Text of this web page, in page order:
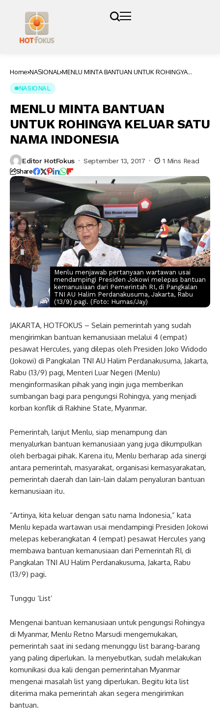
Home NASIONAL MENLU MINTA BANTUAN UNTUK ROHINGYA
NASIONAL
MENLU MINTA BANTUAN
UNTUK ROHINGYA KELUAR SATU
NAMA INDONESIA
Editor HotFokus September 13, 2017 1 Mins Read
Share
Menlu menjawab pertanyaan wartawan usai
mendampingi Presiden Jokowi melepas bantuan
kemanusiaan dari Pemerintah RI, di Pangkalan
TNI AU Halim Perdanakusuma, Jakarta, Rabu
(13/9) pagi. (Foto: Humas/Jay)
JAKARTA, HOTFOKUS – Selain pemerintah yang sudah
mengirimkan bantuan kemanusiaan melalui 4 (empat)
pesawat Hercules, yang dilepas oleh Presiden Joko Widodo
(Jokowi) di Pangkalan TNI AU Halim Perdanakusuma, Jakarta,
Rabu (13/9) pagi, Menteri Luar Negeri (Menlu)
menginformasikan pihak yang ingin juga memberikan
sumbangan bagi para pengungsi Rohingya, yang menjadi
korban konflik di Rakhine State, Myanmar.
Pemerintah, lanjut Menlu, siap menampung dan
menyalurkan bantuan kemanusiaan yang juga dikumpulkan
oleh berbagai pihak. Karena itu, Menlu berharap ada sinergi
antara pemerintah, masyarakat, organisasi kemasyarakatan,
pemerintah daerah dan lain-lain dalam penyaluran bantuan
kemanusiaan itu.
“Artinya, kita keluar dengan satu nama Indonesia,” kata
Menlu kepada wartawan usai mendampingi Presiden Jokowi
melepas keberangkatan 4 (empat) pesawat Hercules yang
membawa bantuan kemanusiaan dari Pemerintah RI, di
Pangkalan TNI AU Halim Perdanakusuma, Jakarta, Rabu
(13/9) pagi.
Tunggu ‘List’
Mengenai bantuan kemanusiaan untuk pengungsi Rohingya
di Myanmar, Menlu Retno Marsudi mengemukakan,
pemerintah saat ini sedang menunggu list barang-barang
yang paling diperlukan. Ia menyebutkan, sudah melakukan
komunikasi dua kali dengan pemerintahan Myanmar
mengenai masalah list yang diperlukan. Begitu kita list
diterima maka pemerintah akan segera mengirimkan
bantuan.